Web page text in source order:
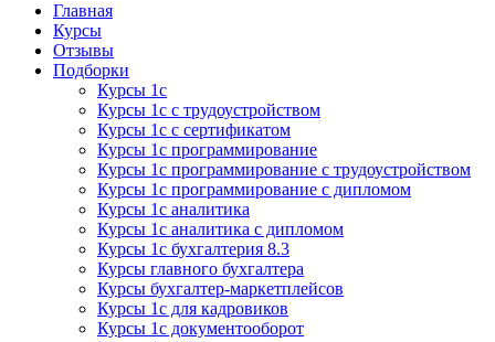
Курсы 1С
Курсы 1С официальная сертификация
Главная
Курсы
Отзывы
Подборки
Курсы 1с
Курсы 1с с трудоустройством
Курсы 1с с сертификатом
Курсы 1с программирование
Курсы 1с программирование с трудоустройством
Курсы 1с программирование с дипломом
Курсы 1с аналитика
Курсы 1с аналитика с дипломом
Курсы 1с бухгалтерия 8.3
Курсы главного бухгалтера
Курсы бухгалтер-маркетплейсов
Курсы 1с для кадровиков
Курсы 1с документооборот